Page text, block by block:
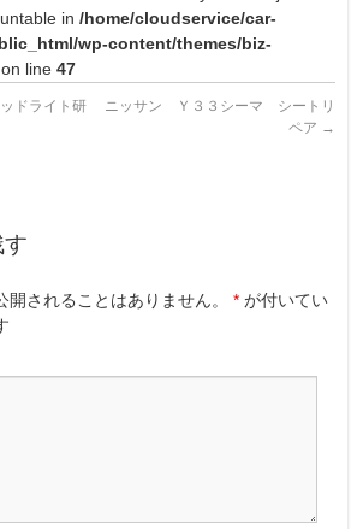
in/home/cloudservice/car-
wp-content/themes/biz-
on line47
ドライト研
ニッサン Ｙ３３シーマ シートリ
ペア →
開されることはありません。 * が付いてい